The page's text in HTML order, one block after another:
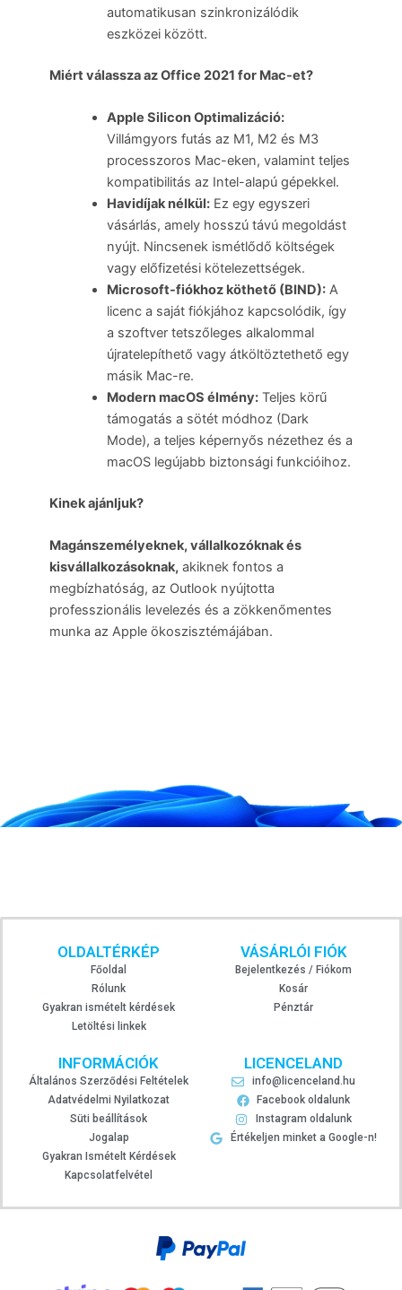
automatikusan szinkronizálódik
eszközei között.
Miért válassza az Office 2021 for Mac-et?
Apple Silicon Optimalizáció:
Villámgyors futás az M1, M2 és M3
processzoros Mac-eken, valamint teljes
kompatibilitás az Intel-alapú gépekkel.
Havidíjak nélkül:Ez egy egyszeri
vásárlás, amely hosszú távú megoldást
nyújt. Nincsenek ismétlődő költségek
vagy előfizetési kötelezettségek.
Microsoft-fiókhoz köthető (BIND):A
licenc a saját fiókjához kapcsolódik, így
a szoftver tetszőleges alkalommal
újratelepíthető vagy átköltöztethető egy
másik Mac-re.
Modern macOS élmény:Teljes körű
támogatás a sötét módhoz (Dark
Mode), a teljes képernyős nézethez és a
macOS legújabb biztonsági funkcióihoz.
Kinek ajánljuk?
Magánszemélyeknek, vállalkozóknak és
kisvállalkozásoknak, akiknek fontos a
megbízhatóság, az Outlook nyújtotta
professzionális levelezés és a zökkenőmentes
munka az Apple ökoszisztémájában.
OLDALTÉRKÉP
Főoldal
Rólunk
Gyakran ismételt kérdések
Letöltési linkek
VÁSÁRLÓI FIÓK
Bejelentkezés / Fiókom
Kosár
Pénztár
INFORMÁCIÓK
Általános Szerződési Feltételek
Adatvédelmi Nyilatkozat
Süti beállítások
Jogalap
Gyakran Ismételt Kérdések
Kapcsolatfelvétel
LICENCELAND
info@licenceland.hu
Facebook oldalunk
Instagram oldalunk
Értékeljen minket a Google-n!